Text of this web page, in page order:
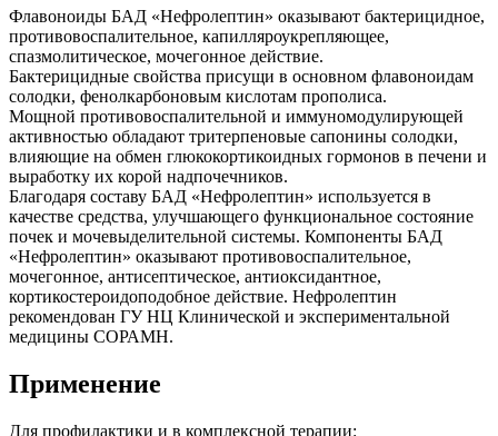
Флавоноиды БАД «Нефролептин» оказывают бактерицидное,
противовоспалительное, капилляроукрепляющее,
спазмолитическое, мочегонное действие.
Бактерицидные свойства присущи в основном флавоноидам
солодки, фенолкарбоновым кислотам прополиса.
Мощной противовоспалительной и иммуномодулирующей
активностью обладают тритерпеновые сапонины солодки,
влияющие на обмен глюкокортикоидных гормонов в печени и
выработку их корой надпочечников.
Благодаря составу БАД «Нефролептин» используется в
качестве средства, улучшающего функциональное состояние
почек и мочевыделительной системы. Компоненты БАД
«Нефролептин» оказывают противовоспалительное,
мочегонное, антисептическое, антиоксидантное,
кортикостероидоподобное действие. Нефролептин
рекомендован ГУ НЦ Клинической и экспериментальной
медицины СОРАМН.
Применение
Для профилактики и в комплексной терапии: